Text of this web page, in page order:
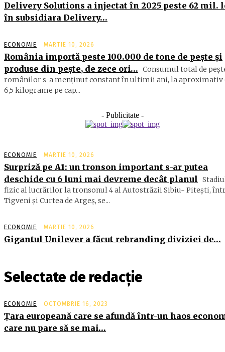
Delivery Solutions a injectat în 2025 peste 62 mil.
în subsidiara Delivery…
ECONOMIE MARTIE 10, 2026
România importă peste 100.000 de tone de peşte şi
produse din peşte, de zece ori… Consumul total de
ro­mâ­nilor s-a menţinut constant în ul­timii ani, la aproximativ
6,5 ki­lograme pe cap...
- Publicitate -
ECONOMIE MARTIE 10, 2026
Surpriză pe A1: un tronson important s-ar putea
deschide cu 6 luni mai devreme decât planul
fizic al lucrărilor la tronsonul 4 al Autostrăzii Sibiu- Piteşti,
Tigveni şi Curtea de Argeş, se...
ECONOMIE MARTIE 10, 2026
Gigantul Unilever a făcut rebranding diviziei de…
Selectate de redacție
ECONOMIE OCTOMBRIE 16, 2023
Ţara europeană care se afundă într-un haos
care nu pare să se mai…